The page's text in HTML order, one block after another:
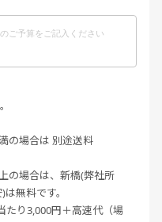
の場合は 別途送料
の場合は、新橋(弊社所
無料です。
たり3,000円＋高速代（場